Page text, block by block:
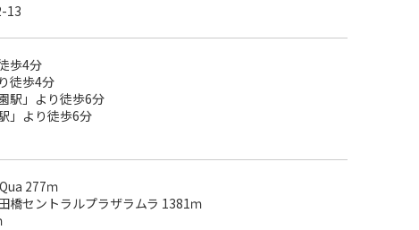
13
歩4分
徒歩4分
駅」より徒歩6分
」より徒歩6分
277ｍ
橋セントラルプラザラムラ 1381ｍ